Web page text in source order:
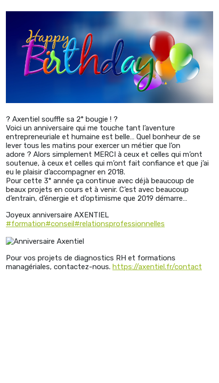
? Axentiel souffle sa 2° bougie ! ?
Voici un anniversaire qui me touche tant l’aventure
entrepreneuriale et humaine est belle… Quel bonheur de se
lever tous les matins pour exercer un métier que l’on
adore ? Alors simplement MERCI à ceux et celles qui m’ont
soutenue, à ceux et celles qui m’ont fait confiance et que j’ai
eu le plaisir d’accompagner en 2018.
Pour cette 3° année ça continue avec déjà beaucoup de
beaux projets en cours et à venir. C’est avec beaucoup
d’entrain, d’énergie et d’optimisme que 2019 démarre…
Joyeux anniversaire AXENTIEL
#formation#conseil #relationsprofessionnelles
Pour vos projets de diagnostics RH et formations
managériales, contactez-nous. https://axentiel.fr/contact